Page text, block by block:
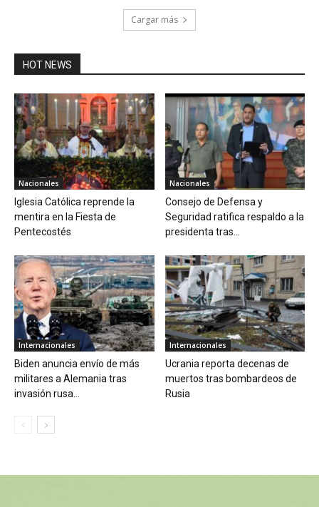
Cargar más
HOT NEWS
Nacionales
Iglesia Católica reprende la
mentira en la Fiesta de
Pentecostés
Nacionales
Consejo de Defensa y
Seguridad ratifica respaldo a la
presidenta tras...
Internacionales
Biden anuncia envío de más
militares a Alemania tras
invasión rusa...
Internacionales
Ucrania reporta decenas de
muertos tras bombardeos de
Rusia